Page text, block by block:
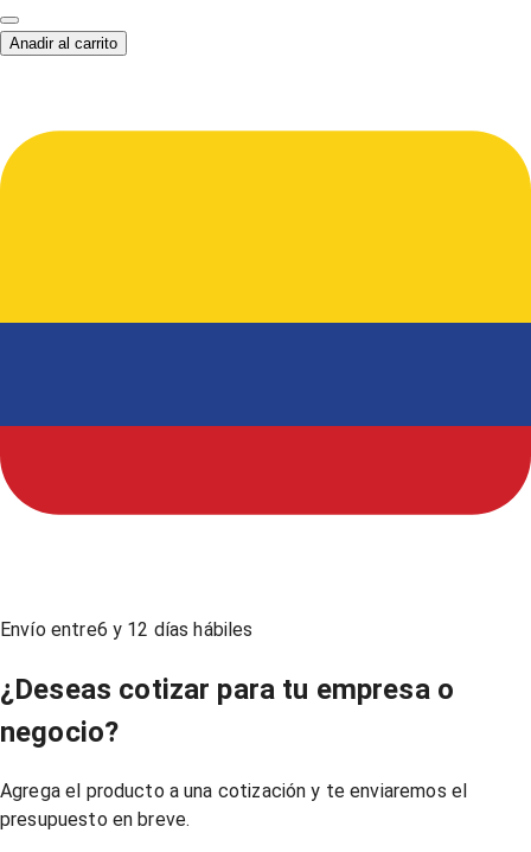
Anadir al carrito
Envío entre6 y 12 días hábiles
¿Deseas cotizar para tu empresa o
negocio?
Agrega el producto a una cotización y te enviaremos el
presupuesto en breve.